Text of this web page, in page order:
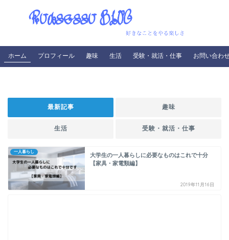
ホーム プロフィール 趣味 生活 受験・就活・仕事 お問い合わ
最新記事 趣味
生活 受験・就活・仕事
一人暮らし
大学生の一人暮らしに必要なものはこれで十分
【家具・家電類編】
2019年11月16日